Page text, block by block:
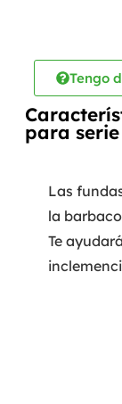
Tengo
para serie
Las
la
Te